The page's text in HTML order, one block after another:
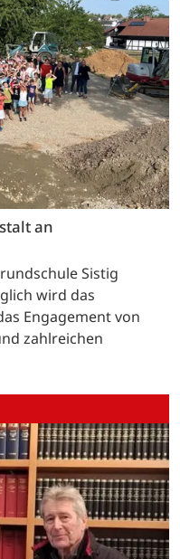
an
Sistig
wird das
Engagement von
zahlreichen